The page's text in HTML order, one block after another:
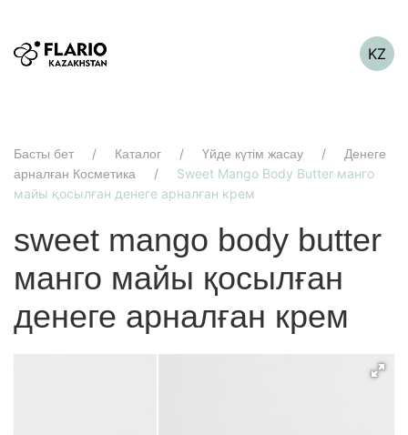
KZ
Басты бет Каталог Үйде күтім жасау
Денеге
арналған Косметика
Sweet Mango Body Butter манго
майы қосылған денеге арналған крем
sweet mango body butter
манго майы қосылған
денеге арналған крем